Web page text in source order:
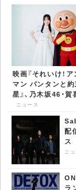
映画『それいけ！
マン パンタンと
星』、乃木坂46・賀
の特別インタビュ
公開 - CDJournal
ス
ニュース
配
ス
ニ
ラ